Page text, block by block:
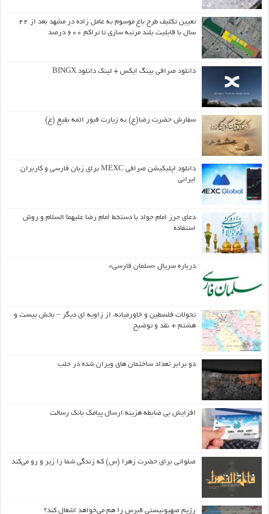
تعیین تکلیف طرح باغ موسوم به عامل زاده در مشهد بعد از ۲۲
سال با قابلیت بلند مرتبه سازی تا تراکم ۶۰۰ درصد
دانلود صرافی بینگ ایکس + لینک دانلود BINGX
سفارش حضرت رضا(ع) به زیارت قبور ائمه بقیع (ع)
دانلود اپلیکیشن صرافی MEXC برای زبان فارسی و کاربران
ایرانی
دعای حرز امام جواد با دستخط امام رضا علیهما السلام و روش
استفاده
درباره سریال «سلمان فارسی»
تحولات فلسطین و خاورمیانه، از زاویه ای دیگر – بخش بیست و
هشتم + نقد و توضیح
دو برابر تعداد ساختمان های ویران شده در حلب
افزایش بی ضابطه هزینه ارسال پیامک بانک رسالت
صلواتی برای حضرت زهرا (س) که زندگی شما را زیر و رو می‌کند
رژیم صهیونیستی قبرس را هم می‌خواهد اشغال کند؟